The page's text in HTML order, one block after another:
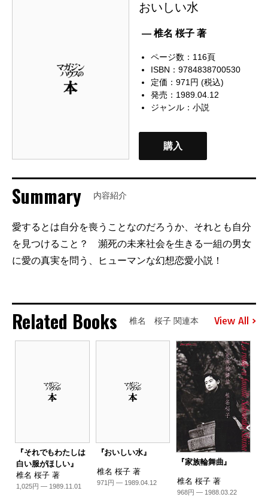
おいしい水
— 椎名 桜子 著
ページ数：116頁
ISBN：9784838700530
定価：971円 (税込)
発売：1989.04.12
ジャンル：小説
購入
Summary 内容紹介
愛するとは自分を喪うことなのだろうか、それとも自分
を見つけること？ 瀕死の未来社会を生きる一組の男女
に愛の真実を問う、ヒューマンな幻想恋愛小説！
Related Books 椎名 桜子 関連本 View All
『それでもわたしは
白い服がほしい』
椎名 桜子 著
1,025円 — 1989.11.01
『おいしい水』
椎名 桜子 著
971円 — 1989.04.12
『家族輪舞曲』
椎名 桜子 著
968円 — 1988.03.22